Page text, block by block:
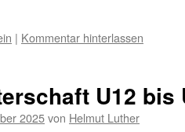
| Kommentar hinterlassen
U12 bis
2025von Helmut Luther